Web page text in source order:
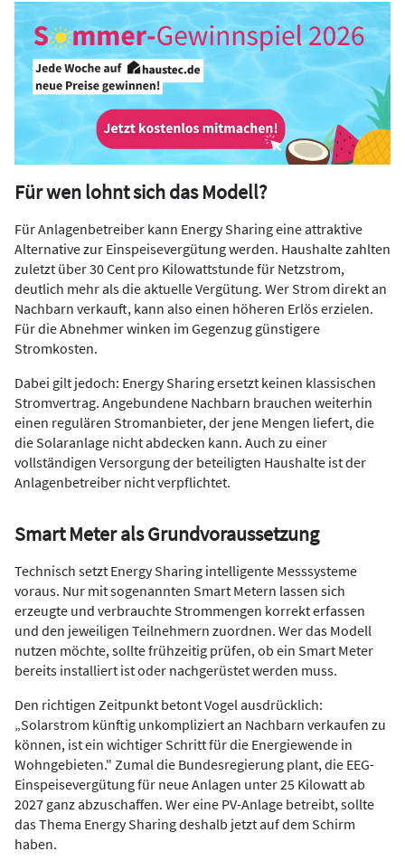
Für wen lohnt sich das Modell?
Für Anlagenbetreiber kann Energy Sharing eine attraktive
Alternative zur Einspeisevergütung werden. Haushalte zahlten
zuletzt über 30 Cent pro Kilowattstunde für Netzstrom,
deutlich mehr als die aktuelle Vergütung. Wer Strom direkt an
Nachbarn verkauft, kann also einen höheren Erlös erzielen.
Für die Abnehmer winken im Gegenzug günstigere
Stromkosten.
Dabei gilt jedoch: Energy Sharing ersetzt keinen klassischen
Stromvertrag. Angebundene Nachbarn brauchen weiterhin
einen regulären Stromanbieter, der jene Mengen liefert, die
die Solaranlage nicht abdecken kann. Auch zu einer
vollständigen Versorgung der beteiligten Haushalte ist der
Anlagenbetreiber nicht verpflichtet.
Smart Meter als Grundvoraussetzung
Technisch setzt Energy Sharing intelligente Messsysteme
voraus. Nur mit sogenannten Smart Metern lassen sich
erzeugte und verbrauchte Strommengen korrekt erfassen
und den jeweiligen Teilnehmern zuordnen. Wer das Modell
nutzen möchte, sollte frühzeitig prüfen, ob ein Smart Meter
bereits installiert ist oder nachgerüstet werden muss.
Den richtigen Zeitpunkt betont Vogel ausdrücklich:
„Solarstrom künftig unkompliziert an Nachbarn verkaufen zu
können, ist ein wichtiger Schritt für die Energiewende in
Wohngebieten." Zumal die Bundesregierung plant, die EEG-
Einspeisevergütung für neue Anlagen unter 25 Kilowatt ab
2027 ganz abzuschaffen. Wer eine PV-Anlage betreibt, sollte
das Thema Energy Sharing deshalb jetzt auf dem Schirm
haben.